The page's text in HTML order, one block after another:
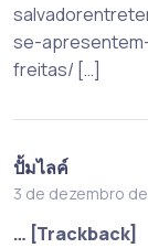
se-
freitas/ […]
ปั้มไลค์
3 de dezembro
… [Trackback]